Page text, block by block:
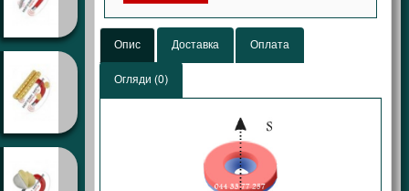
Опис Доставка Оплата
Огляди (0)